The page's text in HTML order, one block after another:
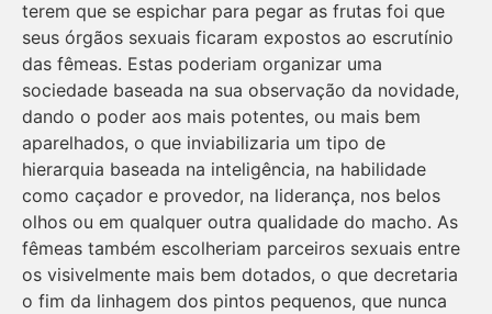
terem que se espichar para pegar as frutas foi que
seus órgãos sexuais ficaram expostos ao escrutínio
das fêmeas. Estas poderiam organizar uma
sociedade baseada na sua observação da novidade,
dando o poder aos mais potentes, ou mais bem
aparelhados, o que inviabilizaria um tipo de
hierarquia baseada na inteligência, na habilidade
como caçador e provedor, na liderança, nos belos
olhos ou em qualquer outra qualidade do macho. As
fêmeas também escolheriam parceiros sexuais entre
os visivelmente mais bem dotados, o que decretaria
o fim da linhagem dos pintos pequenos, que nunca